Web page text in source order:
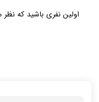
اولین نفری باشید که